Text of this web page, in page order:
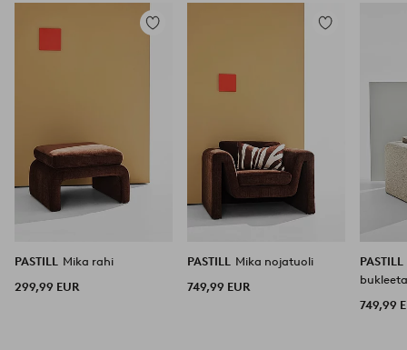
Lisää
PASTILL
Mika rahi
299,99 EUR
Lisää
PASTILL
Mika nojatuoli
749,99 EUR
PASTILL
749,99